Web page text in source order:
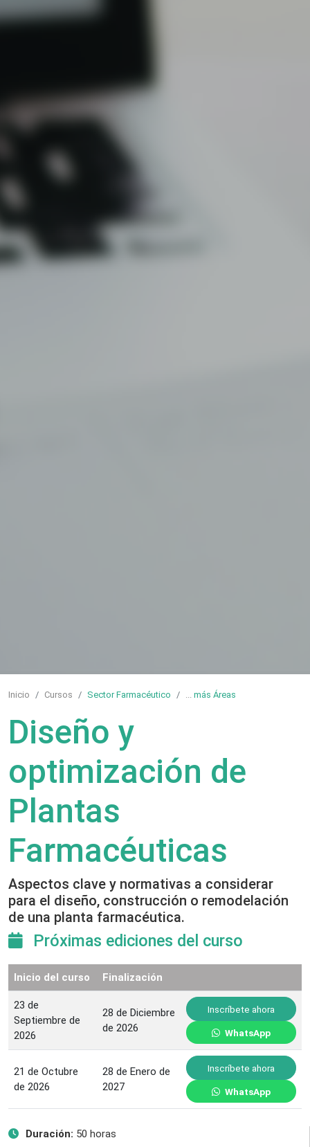
Inicio Cursos Sector Farmacéutico ... más Áreas
Diseño y
optimización de
Plantas
Farmacéuticas
Aspectos clave y normativas a considerar
para el diseño, construcción o remodelación
de una planta farmacéutica.
Próximas ediciones del curso
Inicio del curso Finalización
23 de
Septiembre de
2026
28 de Diciembre
de 2026
Inscríbete ahora
WhatsApp
21 de Octubre
de 2026
28 de Enero de
2027
Inscríbete ahora
WhatsApp
Duración: 50 horas